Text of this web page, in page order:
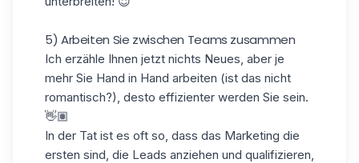
5) Arbeiten Sie zwischen Teams zusammen
Ich erzähle Ihnen jetzt nichts Neues, aber je
mehr Sie Hand in Hand arbeiten (ist das nicht
romantisch?), desto effizienter werden Sie sein.
👋🏽
In der Tat ist es oft so, dass das Marketing die
ersten sind, die Leads anziehen und qualifizieren,